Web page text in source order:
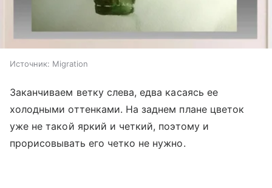
Источник: Migration
Заканчиваем ветку слева, едва касаясь ее
холодными оттенками. На заднем плане цветок
уже не такой яркий и четкий, поэтому и
прорисовывать его четко не нужно.